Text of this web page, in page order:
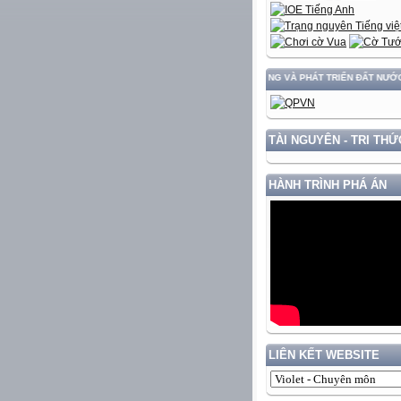
XÂY DỰNG VÀ PHÁT TRIỂN ĐẤT NƯỚC GẮN
TÀI NGUYÊN - TRI
HÀNH TRÌNH PHÁ ÁN
LIÊN KẾT WEBSITE